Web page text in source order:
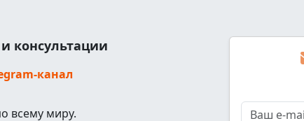
консультации
канал
всему миру.